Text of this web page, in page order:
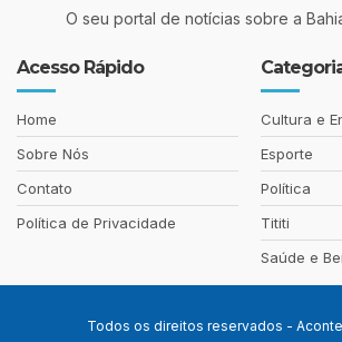
O seu portal de notícias sobre a
Acesso Rápido
Home
Sobre Nós
Contato
Política de Privacidade
Cultura e
Esporte
Política
Tititi
Saúde e
Todos os direitos reservados -